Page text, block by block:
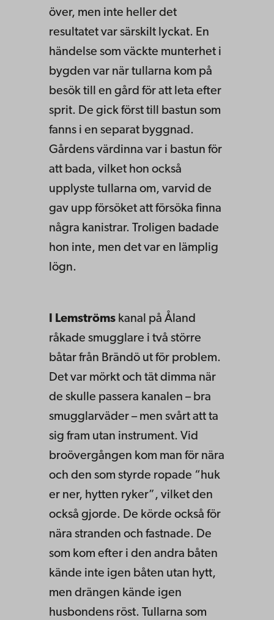
över, men inte heller det
resultatet var särskilt lyckat. En
händelse som väckte munterhet i
bygden var när tullarna kom på
besök till en gård för att leta efter
sprit. De gick först till bastun som
fanns i en separat byggnad.
Gårdens värdinna var i bastun för
att bada, vilket hon också
upplyste tullarna om, varvid de
gav upp försöket att försöka finna
några kanistrar. Troligen badade
hon inte, men det var en lämplig
lögn.
I Lemströms kanal på Åland
råkade smugglare i två större
båtar från Brändö ut för problem.
Det var mörkt och tät dimma när
de skulle passera kanalen – bra
smugglarväder – men svårt att ta
sig fram utan instrument. Vid
broövergången kom man för nära
och den som styrde ropade “huk
er ner, hytten ryker”, vilket den
också gjorde. De körde också för
nära stranden och fastnade. De
som kom efter i den andra båten
kände inte igen båten utan hytt,
men drängen kände igen
husbondens röst. Tullarna som